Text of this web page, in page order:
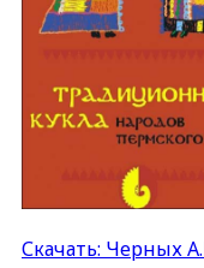
Скачать: Черных